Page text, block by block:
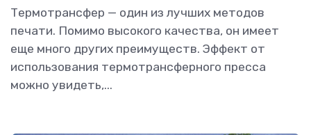
Термотрансфер — один из лучших методов
печати. Помимо высокого качества, он имеет
еще много других преимуществ. Эффект от
использования термотрансферного пресса
можно увидеть,...